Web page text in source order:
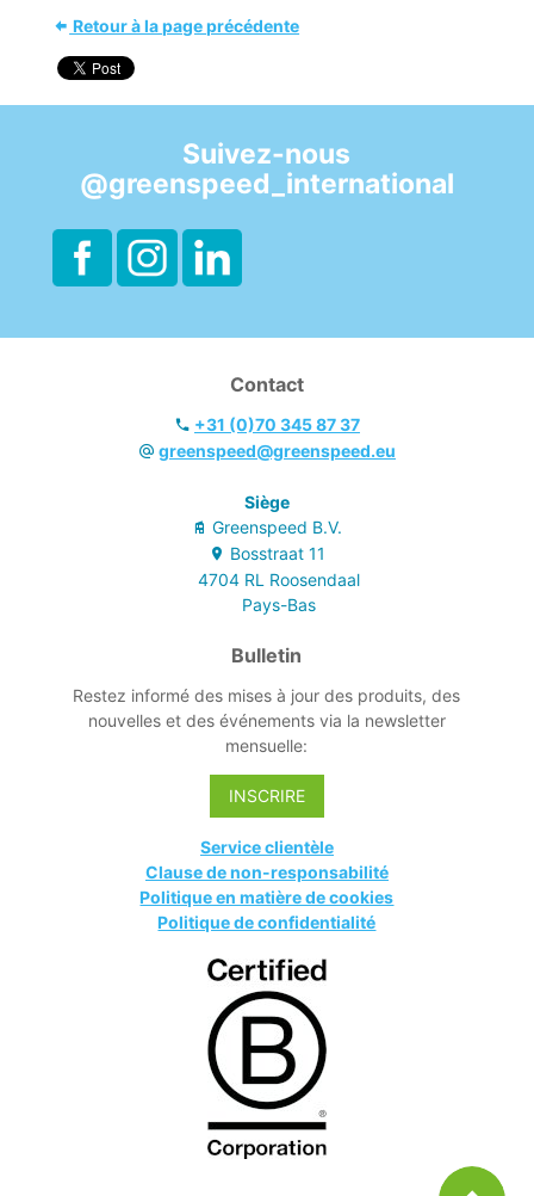
Retour à la page précédente
Suivez-nous
@greenspeed_international
Contact
+31 (0)70 345 87 37
greenspeed@greenspeed.eu
Siège
Greenspeed B.V.
Bosstraat 11
4704 RL Roosendaal
Pays-Bas
Bulletin
Restez informé des mises à jour des produits, des
nouvelles et des événements via la newsletter
mensuelle:
INSCRIRE
Service clientèle
Clause de non-responsabilité
Politique en matière de cookies
Politique de confidentialité